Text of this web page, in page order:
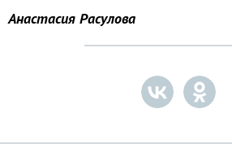
Анастасия Расулова